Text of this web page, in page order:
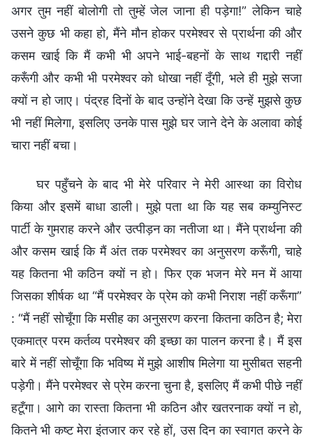
अगर तुम नहीं बोलोगी तो तुम्हें जेल जाना ही पड़ेगा!” लेकिन चाहे
उसने कुछ भी कहा हो, मैंने मौन होकर परमेश्वर से प्रार्थना की और
कसम खाई कि मैं कभी भी अपने भाई-बहनों के साथ गद्दारी नहीं
करूँगी और कभी भी परमेश्वर को धोखा नहीं दूँगी, भले ही मुझे सजा
क्यों न हो जाए। पंद्रह दिनों के बाद उन्होंने देखा कि उन्हें मुझसे कुछ
भी नहीं मिलेगा, इसलिए उनके पास मुझे घर जाने देने के अलावा कोई
चारा नहीं बचा।
घर पहुँचने के बाद भी मेरे परिवार ने मेरी आस्था का विरोध
किया और इसमें बाधा डाली। मुझे पता था कि यह सब कम्युनिस्ट
पार्टी के गुमराह करने और उत्पीड़न का नतीजा था। मैंने प्रार्थना की
और कसम खाई कि मैं अंत तक परमेश्वर का अनुसरण करूँगी, चाहे
यह कितना भी कठिन क्यों न हो। फिर एक भजन मेरे मन में आया
जिसका शीर्षक था “मैं परमेश्वर के प्रेम को कभी निराश नहीं करूँगा”
: “मैं नहीं सोचूँगा कि मसीह का अनुसरण करना कितना कठिन है; मेरा
एकमात्र परम कर्तव्य परमेश्वर की इच्छा का पालन करना है। मैं इस
बारे में नहीं सोचूँगा कि भविष्य में मुझे आशीष मिलेगा या मुसीबत सहनी
पड़ेगी। मैंने परमेश्वर से प्रेम करना चुना है, इसलिए मैं कभी पीछे नहीं
हटूँगा। आगे का रास्ता कितना भी कठिन और खतरनाक क्यों न हो,
कितने भी कष्ट मेरा इंतजार कर रहे हों, उस दिन का स्वागत करने के